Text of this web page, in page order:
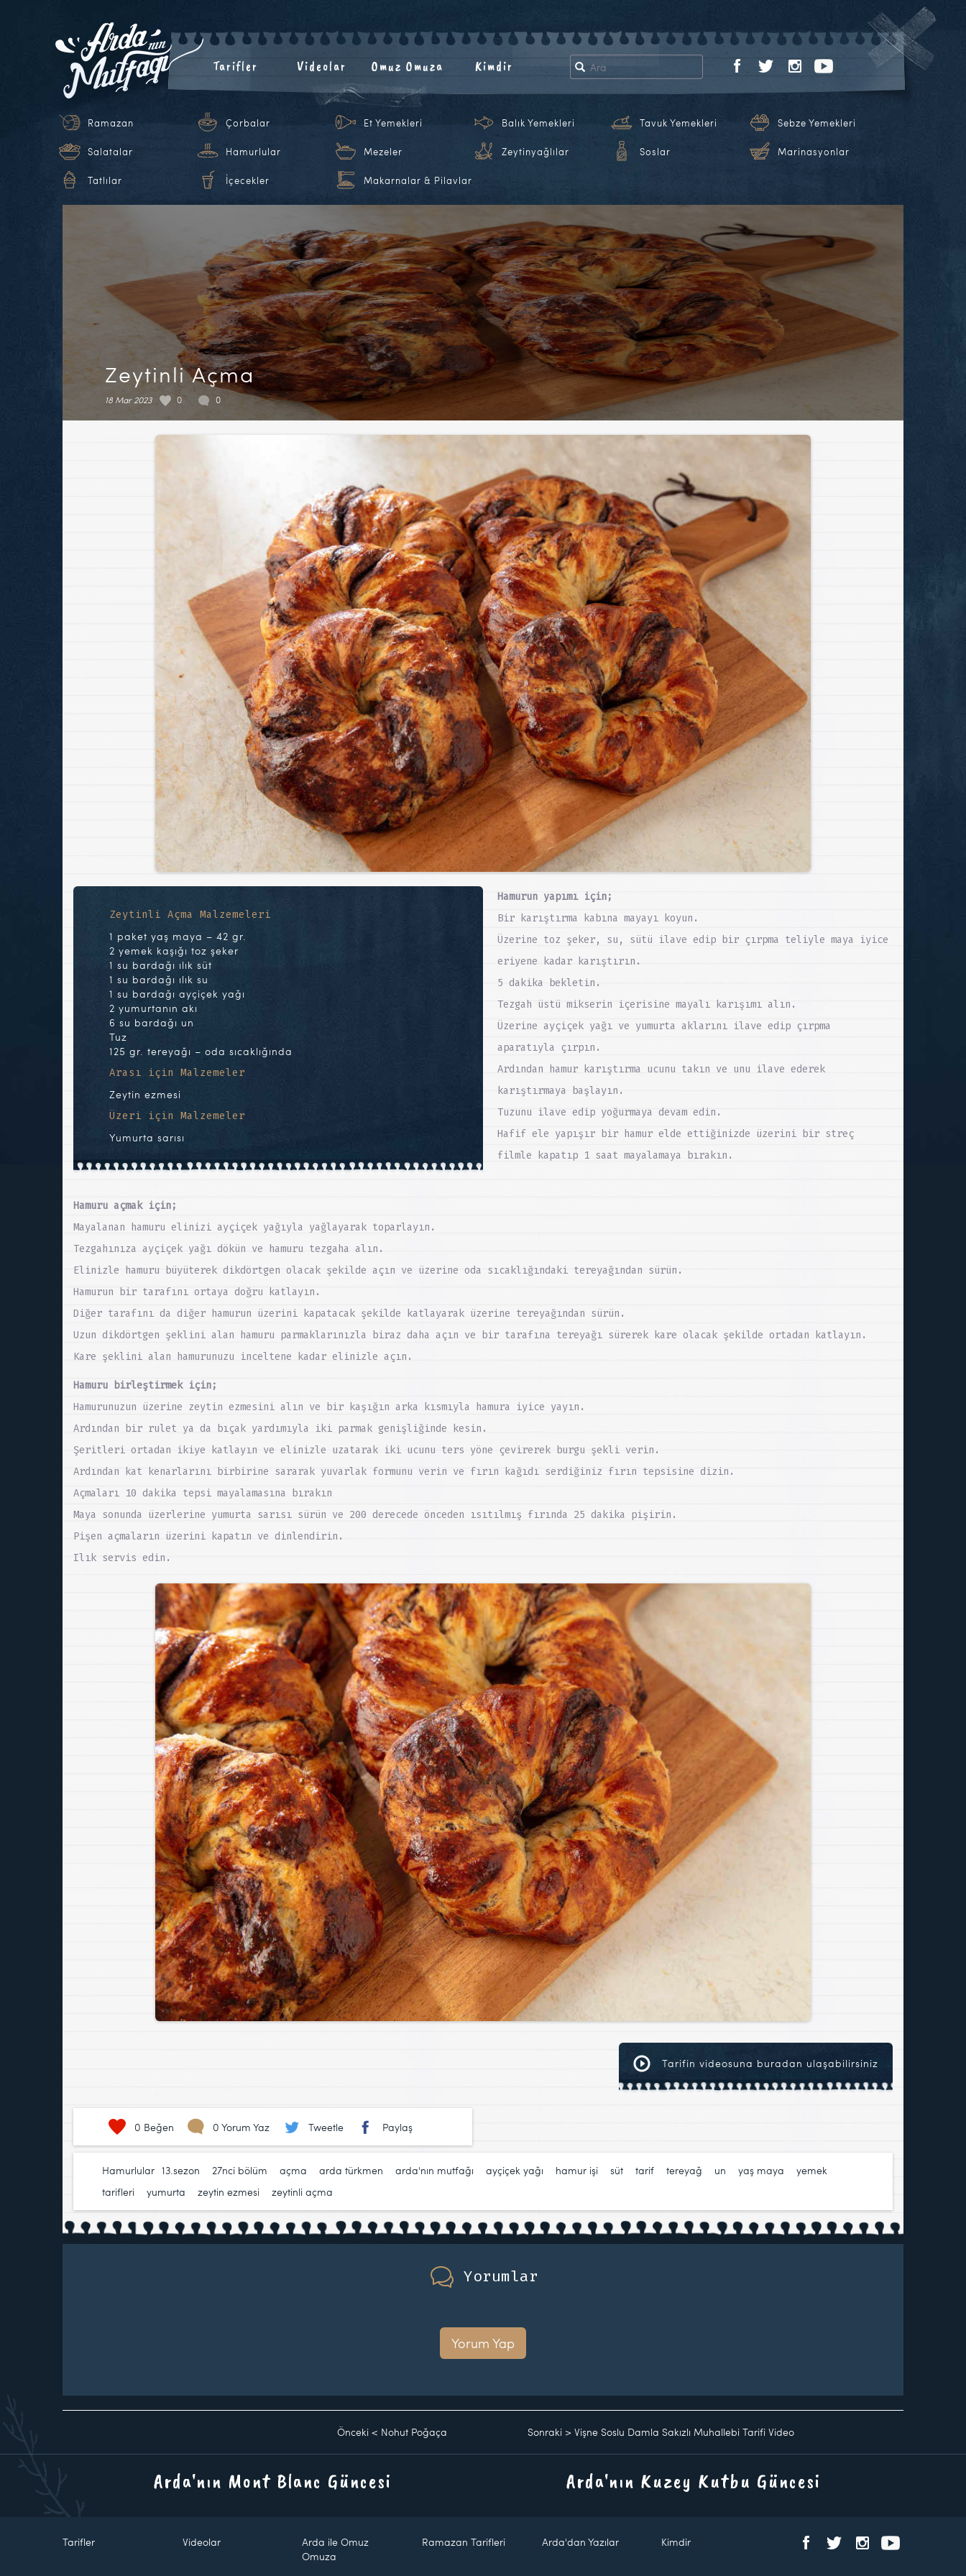
Tarifler Videolar Omuz Omuza Kimdir
Ramazan Çorbalar Et Yemekleri Balık Yemekleri Tavuk Yemekleri Sebze Yemekleri
Salatalar Hamurlular Mezeler Zeytinyağlılar Soslar Marinasyonlar
Tatlılar İçecekler Makarnalar & Pilavlar
Zeytinli Açma
18 Mar 2023 0 0
Zeytinli Açma Malzemeleri
1 paket yaş maya – 42 gr.
2 yemek kaşığı toz şeker
1 su bardağı ılık süt
1 su bardağı ılık su
1 su bardağı ayçiçek yağı
2 yumurtanın akı
6 su bardağı un
Tuz
125 gr. tereyağı – oda sıcaklığında
Arası için Malzemeler
Zeytin ezmesi
Üzeri için Malzemeler
Yumurta sarısı
Hamurun yapımı için;
Bir karıştırma kabına mayayı koyun.
Üzerine toz şeker, su, sütü ilave edip bir çırpma teliyle maya iyice
eriyene kadar karıştırın.
5 dakika bekletin.
Tezgah üstü mikserin içerisine mayalı karışımı alın.
Üzerine ayçiçek yağı ve yumurta aklarını ilave edip çırpma
aparatıyla çırpın.
Ardından hamur karıştırma ucunu takın ve unu ilave ederek
karıştırmaya başlayın.
Tuzunu ilave edip yoğurmaya devam edin.
Hafif ele yapışır bir hamur elde ettiğinizde üzerini bir streç
filmle kapatıp 1 saat mayalamaya bırakın.
Hamuru açmak için;
Mayalanan hamuru elinizi ayçiçek yağıyla yağlayarak toparlayın.
Tezgahınıza ayçiçek yağı dökün ve hamuru tezgaha alın.
Elinizle hamuru büyüterek dikdörtgen olacak şekilde açın ve üzerine oda sıcaklığındaki tereyağından sürün.
Hamurun bir tarafını ortaya doğru katlayın.
Diğer tarafını da diğer hamurun üzerini kapatacak şekilde katlayarak üzerine tereyağından sürün.
Uzun dikdörtgen şeklini alan hamuru parmaklarınızla biraz daha açın ve bir tarafına tereyağı sürerek kare olacak şekilde ortadan katlayın.
Kare şeklini alan hamurunuzu inceltene kadar elinizle açın.
Hamuru birleştirmek için;
Hamurunuzun üzerine zeytin ezmesini alın ve bir kaşığın arka kısmıyla hamura iyice yayın.
Ardından bir rulet ya da bıçak yardımıyla iki parmak genişliğinde kesin.
Şeritleri ortadan ikiye katlayın ve elinizle uzatarak iki ucunu ters yöne çevirerek burgu şekli verin.
Ardından kat kenarlarını birbirine sararak yuvarlak formunu verin ve fırın kağıdı serdiğiniz fırın tepsisine dizin.
Açmaları 10 dakika tepsi mayalamasına bırakın
Maya sonunda üzerlerine yumurta sarısı sürün ve 200 derecede önceden ısıtılmış fırında 25 dakika pişirin.
Pişen açmaların üzerini kapatın ve dinlendirin.
Ilık servis edin.
Tarifin videosuna buradan ulaşabilirsiniz
0 Beğen 0 Yorum Yaz Tweetle Paylaş
Hamurlular 13.sezon 27nci bölüm açma arda türkmen arda'nın mutfağı ayçiçek yağı hamur işi süt tarif tereyağ un yaş maya
yemek
tarifleri
yumurta zeytin ezmesi zeytinli açma
Yorumlar
Yorum Yap
Önceki < Nohut Poğaça Sonraki > Vişne Soslu Damla Sakızlı Muhallebi Tarifi Video
Arda'nın Mont Blanc Güncesi Arda'nın Kuzey Kutbu Güncesi
Tarifler Videolar
Arda ile Omuz
Omuza
Ramazan Tarifleri Arda'dan Yazılar Kimdir